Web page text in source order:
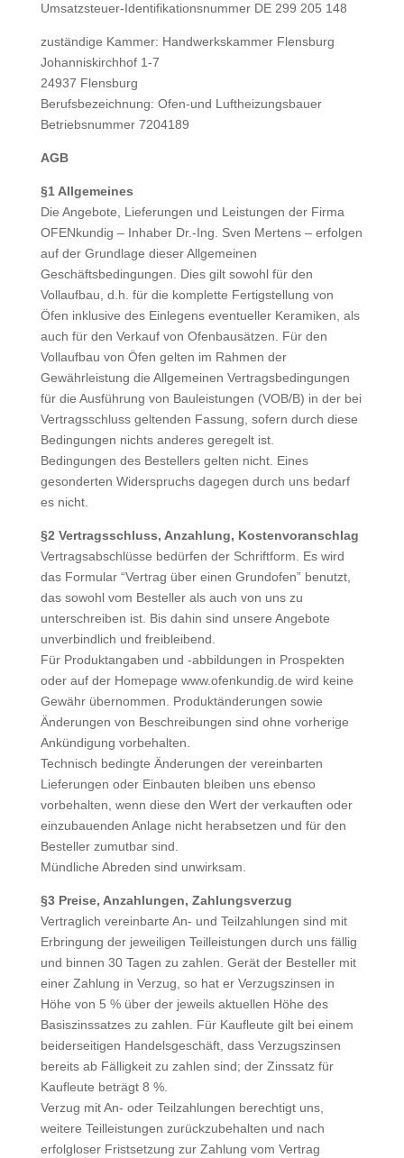
Umsatzsteuer-Identifikationsnummer DE 299 205 148
zuständige Kammer: Handwerkskammer Flensburg
Johanniskirchhof 1-7
24937 Flensburg
Berufsbezeichnung: Ofen-und Luftheizungsbauer
Betriebsnummer 7204189
AGB
§1 Allgemeines
Die Angebote, Lieferungen und Leistungen der Firma
OFENkundig – Inhaber Dr.-Ing. Sven Mertens – erfolgen
auf der Grundlage dieser Allgemeinen
Geschäftsbedingungen. Dies gilt sowohl für den
Vollaufbau, d.h. für die komplette Fertigstellung von
Öfen inklusive des Einlegens eventueller Keramiken, als
auch für den Verkauf von Ofenbausätzen. Für den
Vollaufbau von Öfen gelten im Rahmen der
Gewährleistung die Allgemeinen Vertragsbedingungen
für die Ausführung von Bauleistungen (VOB/B) in der bei
Vertragsschluss geltenden Fassung, sofern durch diese
Bedingungen nichts anderes geregelt ist.
Bedingungen des Bestellers gelten nicht. Eines
gesonderten Widerspruchs dagegen durch uns bedarf
es nicht.
§2 Vertragsschluss, Anzahlung, Kostenvoranschlag
Vertragsabschlüsse bedürfen der Schriftform. Es wird
das Formular “Vertrag über einen Grundofen” benutzt,
das sowohl vom Besteller als auch von uns zu
unterschreiben ist. Bis dahin sind unsere Angebote
unverbindlich und freibleibend.
Für Produktangaben und -abbildungen in Prospekten
oder auf der Homepage www.ofenkundig.de wird keine
Gewähr übernommen. Produktänderungen sowie
Änderungen von Beschreibungen sind ohne vorherige
Ankündigung vorbehalten.
Technisch bedingte Änderungen der vereinbarten
Lieferungen oder Einbauten bleiben uns ebenso
vorbehalten, wenn diese den Wert der verkauften oder
einzubauenden Anlage nicht herabsetzen und für den
Besteller zumutbar sind.
Mündliche Abreden sind unwirksam.
§3 Preise, Anzahlungen, Zahlungsverzug
Vertraglich vereinbarte An- und Teilzahlungen sind mit
Erbringung der jeweiligen Teilleistungen durch uns fällig
und binnen 30 Tagen zu zahlen. Gerät der Besteller mit
einer Zahlung in Verzug, so hat er Verzugszinsen in
Höhe von 5 % über der jeweils aktuellen Höhe des
Basiszinssatzes zu zahlen. Für Kaufleute gilt bei einem
beiderseitigen Handelsgeschäft, dass Verzugszinsen
bereits ab Fälligkeit zu zahlen sind; der Zinssatz für
Kaufleute beträgt 8 %.
Verzug mit An- oder Teilzahlungen berechtigt uns,
weitere Teilleistungen zurückzubehalten und nach
erfolgloser Fristsetzung zur Zahlung vom Vertrag